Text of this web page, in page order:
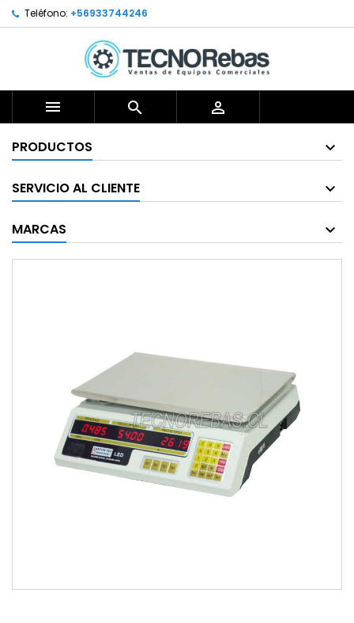
Teléfono: +56933744246
  
PRODUCTOS
SERVICIO AL CLIENTE
MARCAS